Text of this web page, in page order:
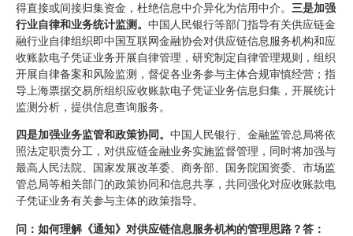
得直接或间接归集资金，杜绝信息中介异化为信用中介。 三是加强
行业自律和业务统计监测。 中国人民银行等部门指导有关供应链金
融行业自律组织即中国互联网金融协会对供应链信息服务机构和应
收账款电子凭证业务开展自律管理，研究制定自律管理规则，组织
开展自律备案和风险监测，督促各业务参与主体合规审慎经营；指
导上海票据交易所组织应收账款电子凭证业务信息归集，开展统计
监测分析，提供信息查询服务。
四是加强业务监管和政策协同。 中国人民银行、金融监管总局将依
照法定职责分工，对供应链金融业务实施监督管理，同时将加强与
最高人民法院、国家发展改革委、商务部、国务院国资委、市场监
管总局等相关部门的政策协同和信息共享，共同强化对应收账款电
子凭证业务有关参与主体的政策指导。
问：如何理解《通知》对供应链信息服务机构的管理思路？答：